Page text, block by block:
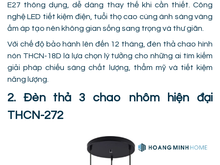
E27 thông dụng, dễ dàng thay thế khi cần thiết. Công
nghệ LED tiết kiệm điện, tuổi thọ cao cùng ánh sáng vàng
ấm áp tạo nên không gian sống sang trọng và thư giãn.
Với chế độ bảo hành lên đến 12 tháng, đèn thả chao hình
nón THCN-18D là lựa chọn lý tưởng cho những ai tìm kiếm
giải pháp chiếu sáng chất lượng, thẩm mỹ và tiết kiệm
năng lượng.
2. Đèn thả 3 chao nhôm hiện đại
THCN-272